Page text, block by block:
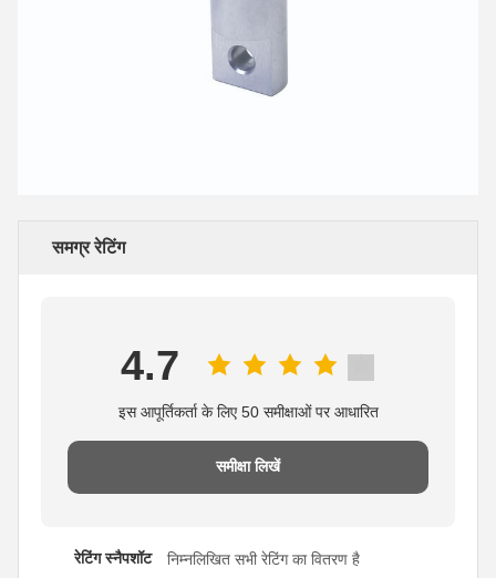
समग्र रेटिंग
4.7
इस आपूर्तिकर्ता के लिए 50 समीक्षाओं पर आधारित
समीक्षा लिखें
रेटिंग स्नैपशॉट निम्नलिखित सभी रेटिंग का वितरण है